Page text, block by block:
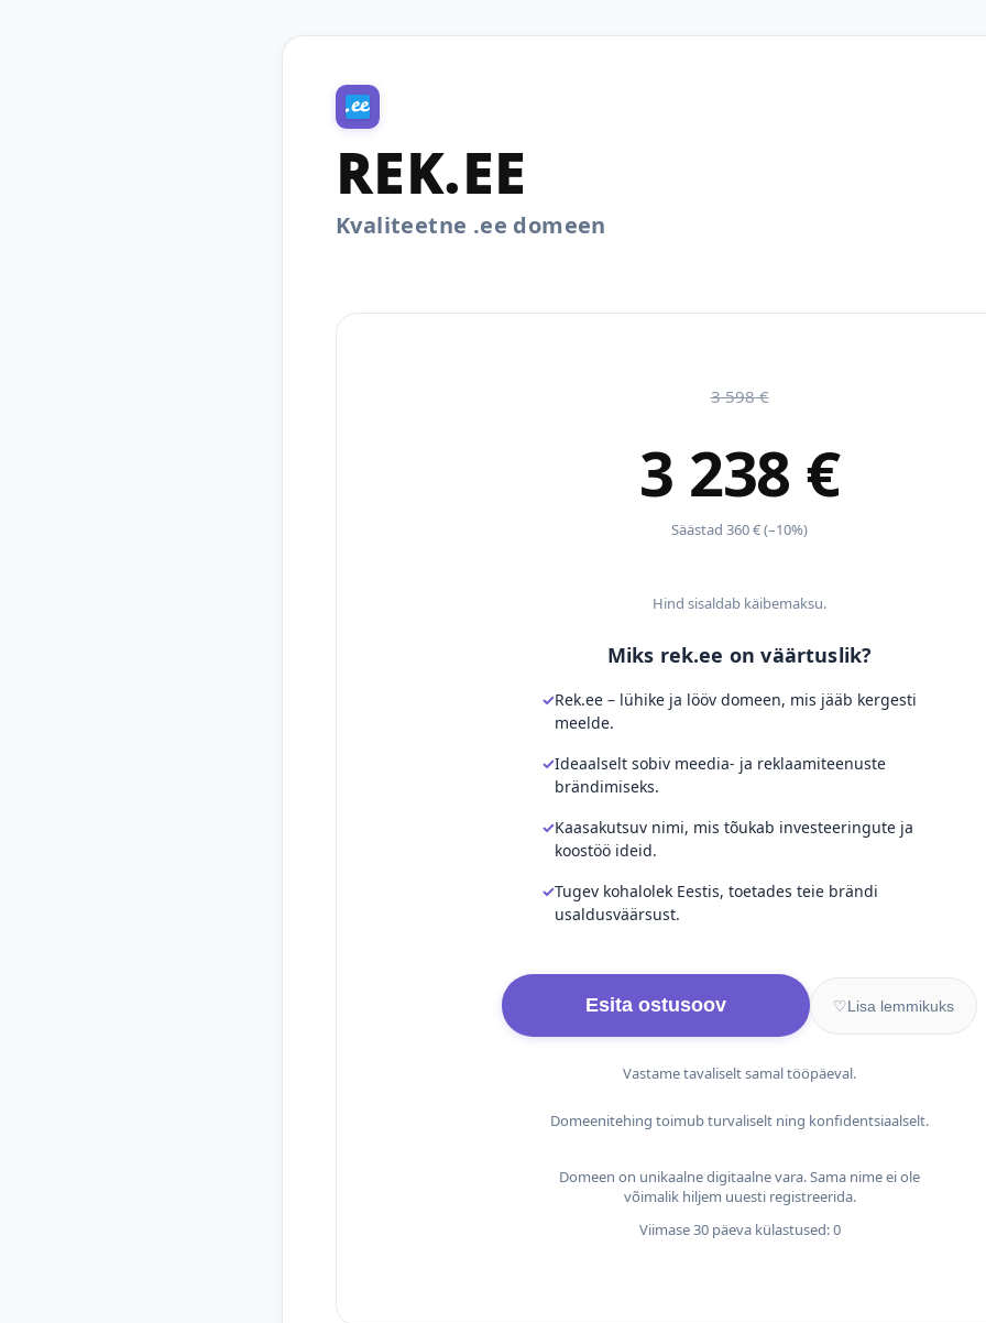
REK.EE
Kvaliteetne .ee domeen
3 598 €
3 238 €
Säästad 360 € (–10%)
Hind sisaldab käibemaksu.
Miks rek.ee on väärtuslik?
Rek.ee – lühike ja lööv domeen, mis jääb kergesti
meelde.
Ideaalselt sobiv meedia- ja reklaamiteenuste
brändimiseks.
Kaasakutsuv nimi, mis tõukab investeeringute ja
koostöö ideid.
Tugev kohalolek Eestis, toetades teie brändi
usaldusväärsust.
Esita ostusoov ♡Lisa lemmikuks
Vastame tavaliselt samal tööpäeval.
Domeenitehing toimub turvaliselt ning konfidentsiaalselt.
Domeen on unikaalne digitaalne vara. Sama nime ei ole
võimalik hiljem uuesti registreerida.
Viimase 30 päeva külastused: 0